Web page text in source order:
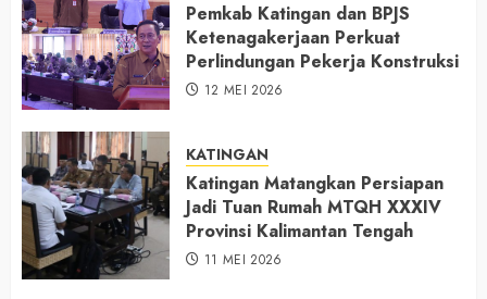
Pemkab Katingan dan BPJS
Ketenagakerjaan Perkuat
Perlindungan Pekerja Konstruksi
12 MEI 2026
KATINGAN
Katingan Matangkan Persiapan
Jadi Tuan Rumah MTQH XXXIV
Provinsi Kalimantan Tengah
11 MEI 2026